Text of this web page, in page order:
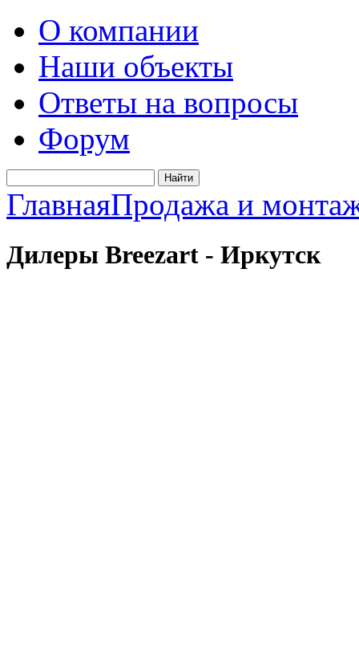
О компании
Наши объекты
Ответы на вопросы
Форум
ГлавнаяПродажа и
Дилеры Breezart - Иркутск